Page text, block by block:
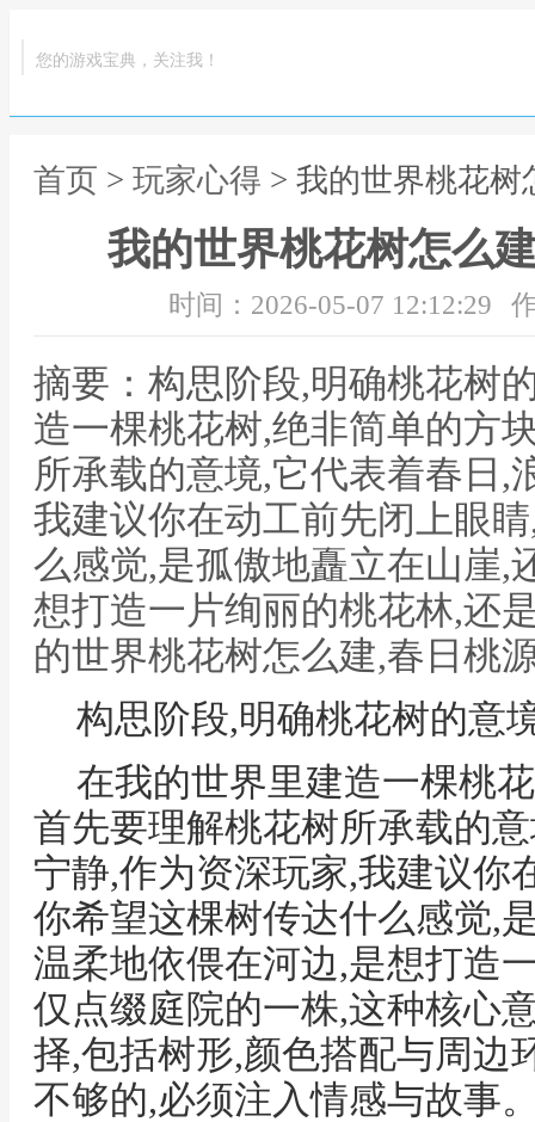
您的游戏宝典，关注我！
首页 > 玩家心得 > 我的世界桃花
我的世界桃花树怎么
时间：2026-05-07 12:12:29
摘要：构思阶段,明确桃花树
造一棵桃花树,绝非简单的方
所承载的意境,它代表着春日,
我建议你在动工前先闭上眼
么感觉,是孤傲地矗立在山崖,
想打造一片绚丽的桃花林,还
的世界桃花树怎么建,春日桃
构思阶段,明确桃花树的意
在我的世界里建造一棵桃
首先要理解桃花树所承载的
宁静,作为资深玩家,我建议你
你希望这棵树传达什么感觉,
温柔地依偎在河边,是想打造
仅点缀庭院的一株,这种核心
择,包括树形,颜色搭配与周边
不够的,必须注入情感与故事